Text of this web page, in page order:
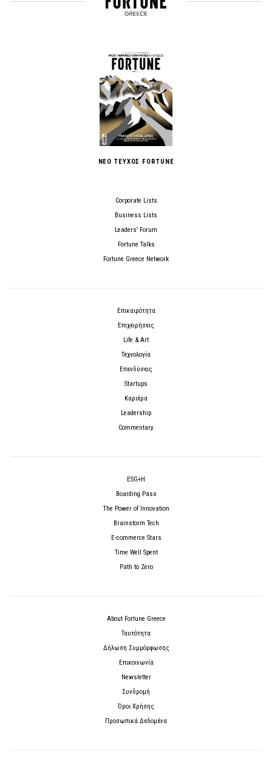
ΝΕΟ ΤΕΥΧΟΣ FORTUNE
Corporate Lists
Business Lists
Leaders’ Forum
Fortune Talks
Fortune Greece Network
Επικαιρότητα
Επιχειρήσεις
Life & Art
Τεχνολογία
Επενδύσεις
Startups
Καριέρα
Leadership
Commentary
ESG+H
Boarding Pass
The Power of Innovation
Brainstorm Tech
E-commerce Stars
Time Well Spent
Path to Zero
About Fortune Greece
Ταυτότητα
Δήλωση Συμμόρφωσης
Επικοινωνία
Newsletter
Συνδρομή
Όροι Χρήσης
Προσωπικά Δεδομένα